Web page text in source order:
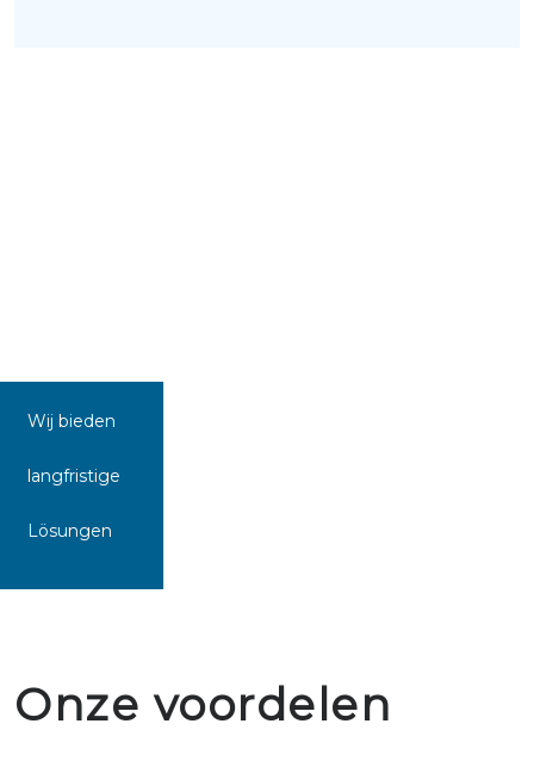
Wij bieden
langfristige
Lösungen
Onze voordelen